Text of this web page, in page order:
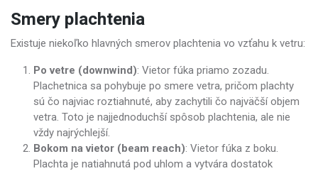
Smery plachtenia
Existuje niekoľko hlavných smerov plachtenia vo vzťahu k vetru:
Po vetre (downwind): Vietor fúka priamo zozadu.
Plachetnica sa pohybuje po smere vetra, pričom plachty
sú čo najviac roztiahnuté, aby zachytili čo najväčší objem
vetra. Toto je najjednoduchší spôsob plachtenia, ale nie
vždy najrýchlejší.
Bokom na vietor (beam reach): Vietor fúka z boku.
Plachta je natiahnutá pod uhlom a vytvára dostatok